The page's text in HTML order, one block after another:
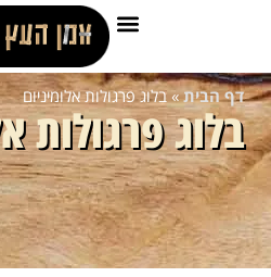
פרגולות אלומיניום